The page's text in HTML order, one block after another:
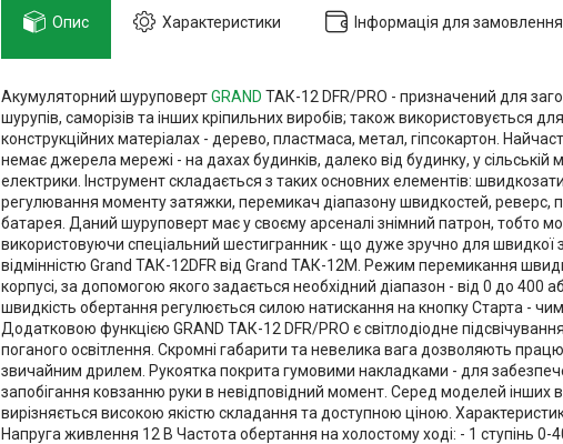
Опис Характеристики Інформація для замовлення
Акумуляторний шуруповертGRAND ТАК-12 DFR/PRO - призначений для
шурупів, саморізів та інших кріпильних виробів; також використовується
конструкційних матеріалах - дерево, пластмаса, метал, гіпсокартон.
немає джерела мережі - на дахах будинків, далеко від будинку, у сільській
електрики. Інструмент складається з таких основних елементів:
регулювання моменту затяжки, перемикач діапазону швидкостей, реверс,
батарея. Даний шуруповерт має у своєму арсеналі знімний патрон, тобто
використовуючи спеціальний шестигранник - що дуже зручно для швидкої
відмінністю Grand ТАК-12DFR від Grand ТАК-12М. Режим перемикання
корпусі, за допомогою якого задається необхідний діапазон - від 0 до 400
швидкість обертання регулюється силою натискання на кнопку Старта -
Додатковою функцією GRAND ТАК-12 DFR/PRO є світлодіодне
поганого освітлення. Скромні габарити та невелика вага дозволяють
звичайним дрилем. Рукоятка покрита гумовими накладками - для
запобігання ковзанню руки в невідповідний момент. Серед моделей інших
вирізняється високою якістю складання та доступною ціною.
Напруга живлення 12 В Частота обертання на холостому ході: - 1 ступінь 0-